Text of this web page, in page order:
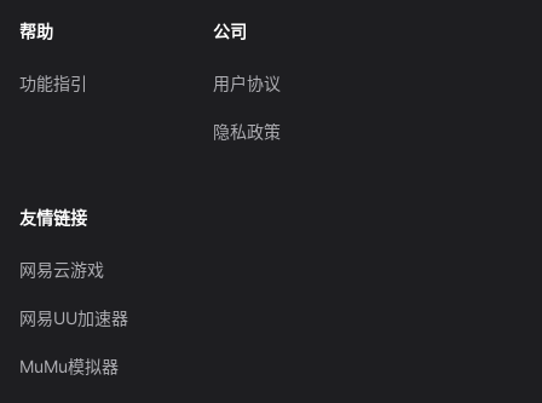
帮助
功能指引
公司
用户协议
隐私政策
友情链接
网易云游戏
网易UU加速器
MuMu模拟器